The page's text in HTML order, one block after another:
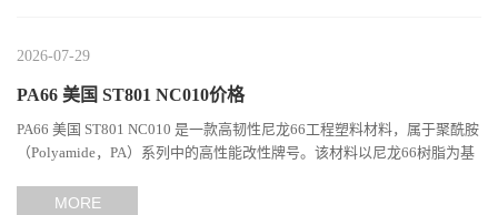
2026-07-29
PA66 美国 ST801 NC010价格
PA66 美国 ST801 NC010 是一款高韧性尼龙66工程塑料材料，属于聚酰胺
（Polyamide，PA）系列中的高性能改性牌号。该材料以尼龙66树脂为基
MORE